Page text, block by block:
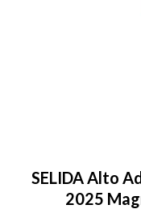
SELIDA Alto
2025